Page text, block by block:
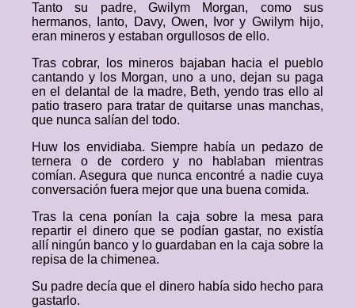
Tanto su padre, Gwilym Morgan, como sus
hermanos, Ianto, Davy, Owen, Ivor y Gwilym hijo,
eran mineros y estaban orgullosos de ello.
Tras cobrar, los mineros bajaban hacia el pueblo
cantando y los Morgan, uno a uno, dejan su paga
en el delantal de la madre, Beth, yendo tras ello al
patio trasero para tratar de quitarse unas manchas,
que nunca salían del todo.
Huw los envidiaba. Siempre había un pedazo de
ternera o de cordero y no hablaban mientras
comían. Asegura que nunca encontré a nadie cuya
conversación fuera mejor que una buena comida.
Tras la cena ponían la caja sobre la mesa para
repartir el dinero que se podían gastar, no existía
allí ningún banco y lo guardaban en la caja sobre la
repisa de la chimenea.
Su padre decía que el dinero había sido hecho para
gastarlo.